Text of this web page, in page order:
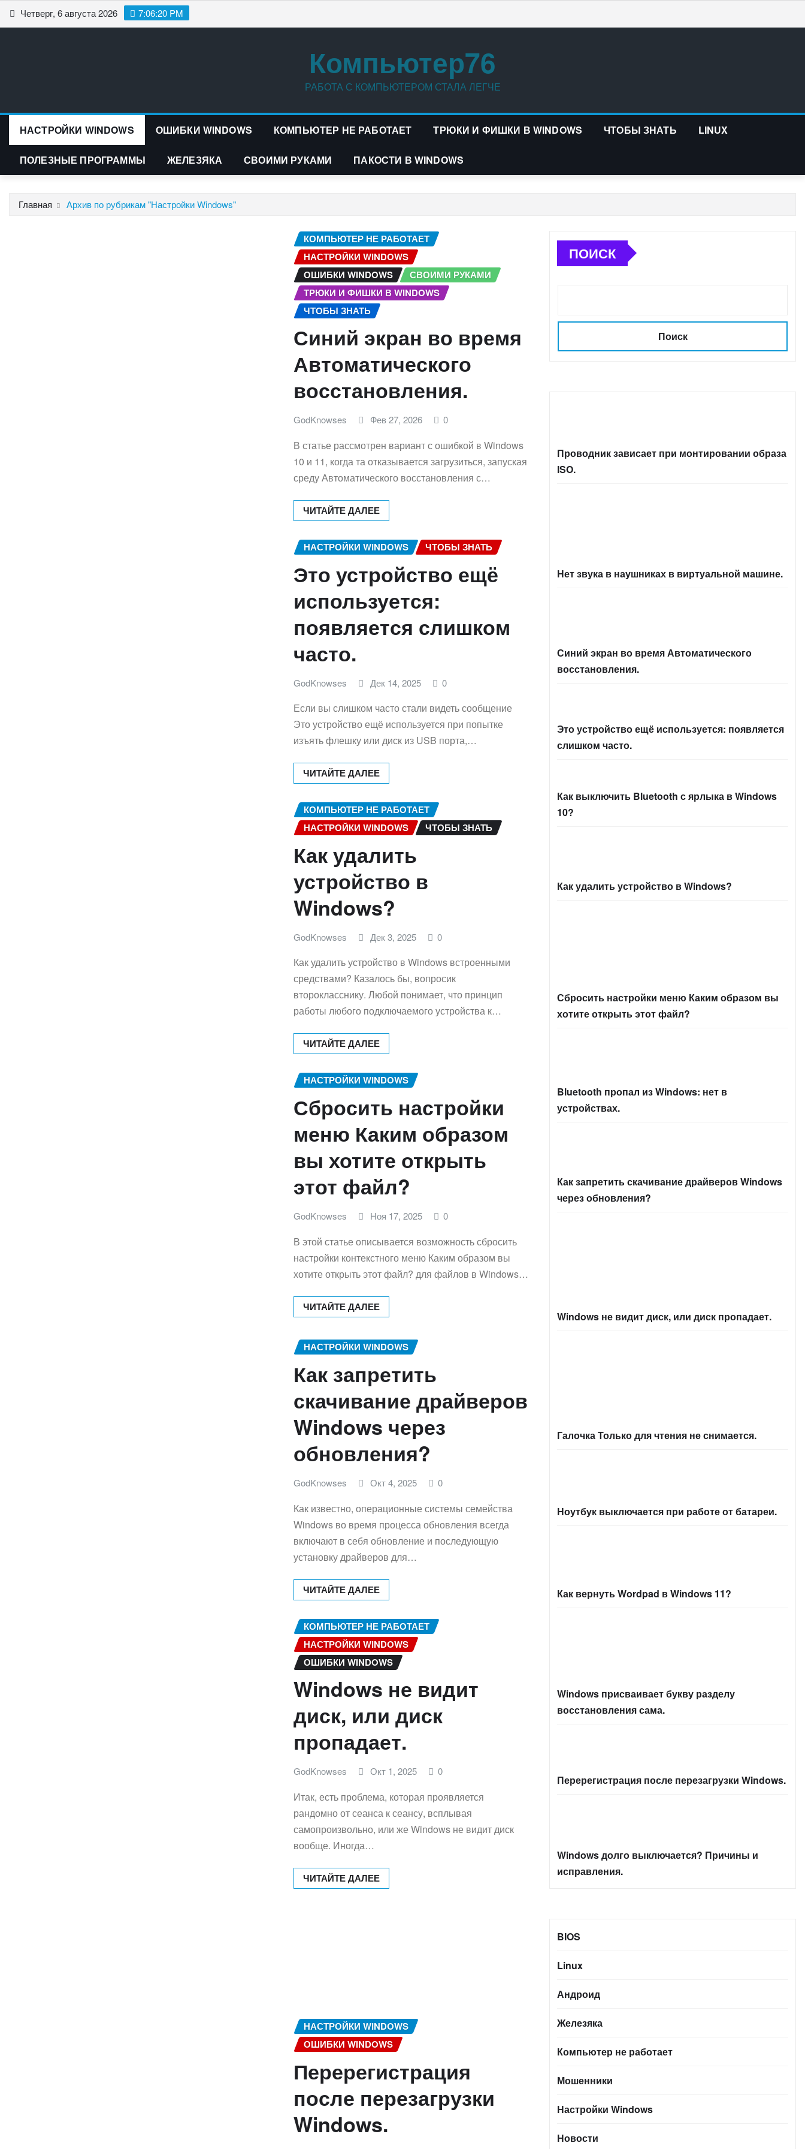
Перейти
к
Четверг, 6 августа 2026 7:06:21 PM
Компьютер76
РАБОТА С КОМПЬЮТЕРОМ СТАЛА ЛЕГЧЕ
НАСТРОЙКИ WINDOWS ОШИБКИ WINDOWS КОМПЬЮТЕР НЕ РАБОТАЕТ ТРЮКИ И ФИШКИ В WINDOWS ЧТОБЫ ЗНАТЬ LINUX
ПОЛЕЗНЫЕ ПРОГРАММЫ ЖЕЛЕЗЯКА СВОИМИ РУКАМИ ПАКОСТИ В WINDOWS
Главная Архив по рубрикам "Настройки Windows"
КОМПЬЮТЕР НЕ РАБОТАЕТ
НАСТРОЙКИ WINDOWS
ОШИБКИ WINDOWS
СВОИМИ РУКАМИ
ТРЮКИ И ФИШКИ В WINDOWS
ЧТОБЫ ЗНАТЬ
Синий экран во время
Автоматического
восстановления.
GodKnowses Фев 27, 2026 0
В статье рассмотрен вариант с ошибкой в Windows
10 и 11, когда та отказывается загрузиться, запуская
среду Автоматического восстановления с…
ЧИТАЙТЕ ДАЛЕЕ
НАСТРОЙКИ WINDOWS ЧТОБЫ ЗНАТЬ
Это устройство ещё
используется:
появляется слишком
часто.
GodKnowses Дек 14, 2025 0
Если вы слишком часто стали видеть сообщение
Это устройство ещё используется при попытке
изъять флешку или диск из USB порта,…
ЧИТАЙТЕ ДАЛЕЕ
КОМПЬЮТЕР НЕ РАБОТАЕТ
НАСТРОЙКИ WINDOWS
ЧТОБЫ ЗНАТЬ
Как удалить
устройство в
Windows?
GodKnowses Дек 3, 2025 0
Как удалить устройство в Windows встроенными
средствами? Казалось бы, вопросик
второкласснику. Любой понимает, что принцип
работы любого подключаемого устройства к…
ЧИТАЙТЕ ДАЛЕЕ
НАСТРОЙКИ WINDOWS
Сбросить настройки
меню Каким образом
вы хотите открыть
этот файл?
GodKnowses Ноя 17, 2025 0
В этой статье описывается возможность сбросить
настройки контекстного меню Каким образом вы
хотите открыть этот файл? для файлов в Windows…
ЧИТАЙТЕ ДАЛЕЕ
НАСТРОЙКИ WINDOWS
Как запретить
скачивание драйверов
Windows через
обновления?
GodKnowses Окт 4, 2025 0
Как известно, операционные системы семейства
Windows во время процесса обновления всегда
включают в себя обновление и последующую
установку драйверов для…
ЧИТАЙТЕ ДАЛЕЕ
КОМПЬЮТЕР НЕ РАБОТАЕТ
НАСТРОЙКИ WINDOWS
ОШИБКИ WINDOWS
Windows не видит
диск, или диск
пропадает.
GodKnowses Окт 1, 2025 0
Итак, есть проблема, которая проявляется
рандомно от сеанса к сеансу, всплывая
самопроизвольно, или же Windows не видит диск
вообще. Иногда…
ЧИТАЙТЕ ДАЛЕЕ
НАСТРОЙКИ WINDOWS
ОШИБКИ WINDOWS
Перерегистрация
после перезагрузки
Windows.
ПОИСК
Поиск
Проводник зависает при монтировании образа
ISO.
Нет звука в наушниках в виртуальной машине.
Синий экран во время Автоматического
восстановления.
Это устройство ещё используется: появляется
слишком часто.
Как выключить Bluetooth с ярлыка в Windows
10?
Как удалить устройство в Windows?
Сбросить настройки меню Каким образом вы
хотите открыть этот файл?
Bluetooth пропал из Windows: нет в
устройствах.
Как запретить скачивание драйверов Windows
через обновления?
Windows не видит диск, или диск пропадает.
Галочка Только для чтения не снимается.
Ноутбук выключается при работе от батареи.
Как вернуть Wordpad в Windows 11?
Windows присваивает букву разделу
восстановления сама.
Перерегистрация после перезагрузки Windows.
Windows долго выключается? Причины и
исправления.
BIOS
Linux
Андроид
Железяка
Компьютер не работает
Мошенники
Настройки Windows
Новости